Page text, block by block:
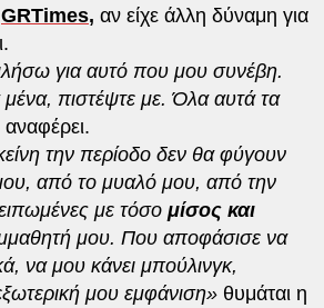
GRTimes, αν είχε άλλη δύναμη για
για αυτό που μου συνέβη.
πιστέψτε με. Όλα αυτά τα
αναφέρει.
την περίοδο δεν θα φύγουν
από το μυαλό μου, από την
με τόσομίσος και
μου. Που αποφάσισε να
να μου κάνει μπούλινγκ,
μου εμφάνιση» θυμάται η